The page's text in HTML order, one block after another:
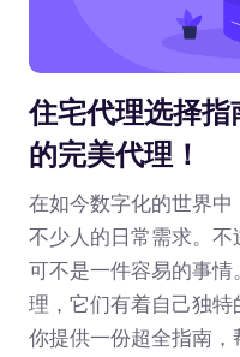
住宅代理选择
的完美代理！
在如今数字化的世界
不少人的日常需求。
可不是一件容易的事
理，它们有着自己独
你提供一份超全指南